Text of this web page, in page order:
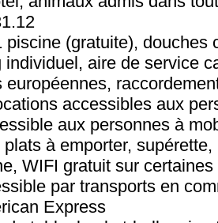
piscine (gratuite), douches
aire de service
européennes,
accessibles aux
aux personnes à
à emporter,
WIFI gratuit sur
par transports en
Express